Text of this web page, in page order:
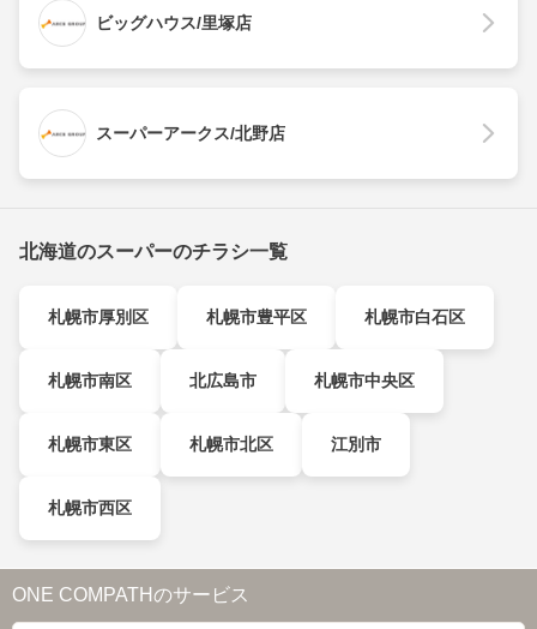
ビッグハウス/里塚店
スーパーアークス/北野店
北海道のスーパーのチラシ一覧
札幌市厚別区 札幌市豊平区 札幌市白石区
札幌市南区 北広島市 札幌市中央区
札幌市東区 札幌市北区 江別市
札幌市西区
ONE COMPATHのサービス